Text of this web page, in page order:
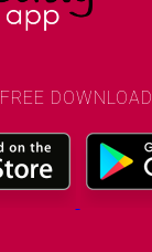
FREE DOWNLOAD